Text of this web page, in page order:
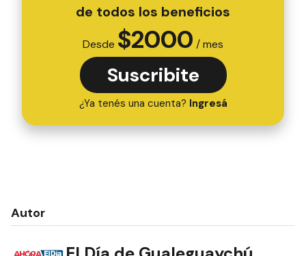
de todos los beneficios
Desde $2000 / mes
Suscribite
¿Ya tenés una cuenta? Ingresá
Autor